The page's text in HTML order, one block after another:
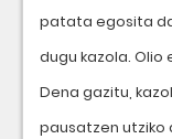
patata egosita
dugu kazola. Olio
Dena gazitu,
pausatzen utziko